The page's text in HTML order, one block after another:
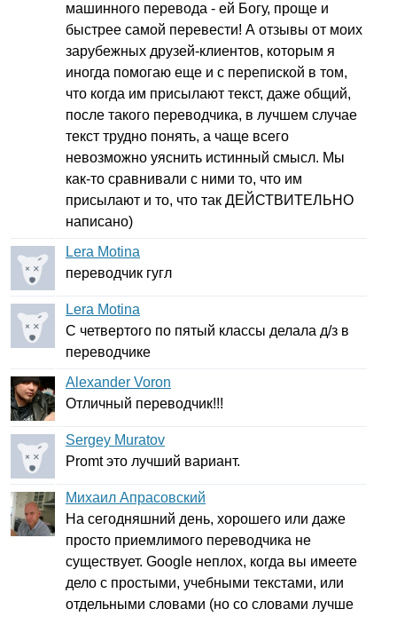
машинного перевода - ей Богу, проще и
быстрее самой перевести! А отзывы от моих
зарубежных друзей-клиентов, которым я
иногда помогаю еще и с перепиской в том,
что когда им присылают текст, даже общий,
после такого переводчика, в лучшем случае
текст трудно понять, а чаще всего
невозможно уяснить истинный смысл. Мы
как-то сравнивали с ними то, что им
присылают и то, что так ДЕЙСТВИТЕЛЬНО
написано)
Lera Motina
переводчик гугл
Lera Motina
С четвертого по пятый классы делала д/з в
переводчике
Alexander Voron
Отличный переводчик!!!
Sergey Muratov
Promtэто лучший вариант.
Михаил Апрасовский
На сегодняшний день, хорошего или даже
просто приемлимого переводчика не
существует. Google неплох, когда вы имеете
дело с простыми, учебными текстами, или
отдельными словами (но со словами лучше